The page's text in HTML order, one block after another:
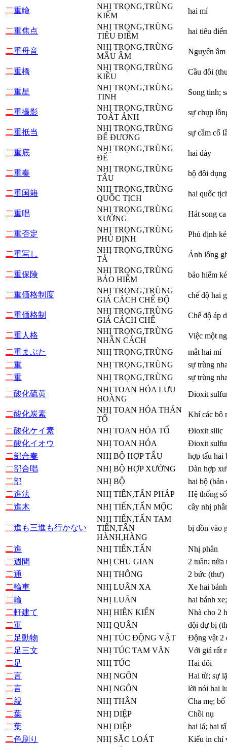
二重瞼
NHỊ TRỌNG,TRÙNG
KIỂM
hai mí
二重焦点
NHỊ TRỌNG,TRÙNG
TIÊU ĐIỂM
hai tiêu
二重母音
NHỊ TRỌNG,TRÙNG
MẪU ÂM
Nguyên
二重橋
NHỊ TRỌNG,TRÙNG
KIỀU
Cầu đôi
二重星
NHỊ TRỌNG,TRÙNG
TINH
Song tinh;
二重撮影
NHỊ TRỌNG,TRÙNG
TOÁT ẢNH
sự chụp
二重抵当
NHỊ TRỌNG,TRÙNG
ĐỂ ĐƯƠNG
sự cầm cố
二重底
NHỊ TRỌNG,TRÙNG
ĐỂ
hai đáy
二重奏
NHỊ TRỌNG,TRÙNG
TẤU
bộ đôi
二重国籍
NHỊ TRỌNG,TRÙNG
QUỐC TỊCH
hai quốc
二重唱
NHỊ TRỌNG,TRÙNG
XƯỚNG
Hát song ca
二重否定
NHỊ TRỌNG,TRÙNG
PHỦ ĐỊNH
Phủ định
二重写し
NHỊ TRỌNG,TRÙNG
TẢ
Ảnh lồng
二重保険
NHỊ TRỌNG,TRÙNG
BẢO HIỂM
bảo hiểm
二重価格制度
NHỊ TRỌNG,TRÙNG
GIÁ CÁCH CHẾ ĐỘ
chế độ hai
二重価格制
NHỊ TRỌNG,TRÙNG
GIÁ CÁCH CHẾ
Chế độ áp
二重人格
NHỊ TRỌNG,TRÙNG
NHÂN CÁCH
Việc một
二重まぶた NHỊ TRỌNG,TRÙNG
mắt hai mí
二重 NHỊ TRỌNG,TRÙNG
sự trùng
二重 NHỊ TRỌNG,TRÙNG
sự trùng
二酸化硫黄
NHỊ TOAN HÓA LƯU
HOÀNG
Đioxit
二酸化炭素
NHỊ TOAN HÓA THÁN
TỐ
Khí các bô
二酸化ケイ素 NHỊ TOAN HÓA TỐ
Đioxit silic
二酸化イオウ NHỊ TOAN HÓA
Đioxit
二部合奏 NHỊ BỘ HỢP TẤU
hợp tấu hai
二部合唱 NHỊ BỘ HỢP XƯỚNG
Dàn hợp
二部 NHỊ BỘ
hai bộ (bản
二進法 NHỊ TIẾN,TẤN PHÁP
Hệ thống
二進木 NHỊ TIẾN,TẤN MỘC cây nhị
二進も三進も行かない
NHỊ TIẾN,TẤN TAM
TIẾN,TẤN
HÀNH,HÀNG
bị dồn vào
二進 NHỊ TIẾN,TẤN
Nhị phân
二週間 NHỊ CHU GIAN
2 tuần; nửa
二通 NHỊ THÔNG
2 bức (thư)
二輪車 NHỊ LUÂN XA
Xe hai
二輪 NHỊ LUÂN
hai bánh
二軒建て NHỊ HIÊN KIẾN
Nhà cho 2
二軍 NHỊ QUÂN
đội dự bị
二 足動物 NHỊ TÚC ĐỘNG VẬT
Động vật 2
二 足三文 NHỊ TÚC TAM VĂN
Với giá rất
二 足 NHỊ TÚC
Hai đôi
二言 NHỊ NGÔN
Hai từ; sự
二言 NHỊ NGÔN
lời nói hai
二親 NHỊ THÂN
Cha mẹ; bố
二葉 NHỊ DIỆP
Chồi nụ
二葉 NHỊ DIỆP
hai lá; hai
二色刷り NHỊ SẮC LOÁT
Kiểu in chỉ